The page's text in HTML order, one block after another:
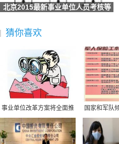
广东省社保局最新提醒
德生科技：公司研发完成了社会保
社保不够最低缴费年限怎么办？广
社保并入税务,社保并入税务局缴纳
社保规定医疗保险买什么,社保规定
原公司倒闭社保怎么办,原公司倒闭
北京最低社保缴费基数,北京最低社
同城社保转移需要提供什么材料,同
湖北丹江口市社保包含医疗,丹江口
北京2015最新事业单位人员考核等
猜你喜欢
事业单位改革方案将全面推
行岗位管理制度
国家和军队
险